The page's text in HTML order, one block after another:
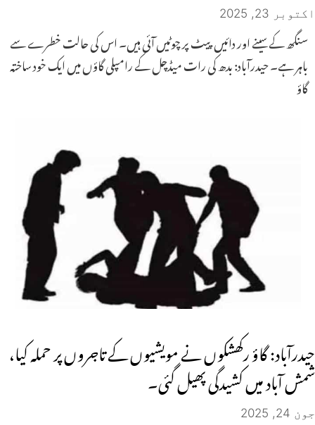
اکتوبر 23, 2025
سنگھ کے سینے اور دائیں پیٹ پر چوٹیں آئی ہیں۔ اس کی حالت خطرے سے
باہر ہے۔ حیدرآباد: بدھ کی رات میڈچل کے رامپلی گاؤں میں ایک خود ساختہ
گاؤ
حیدرآباد: گاؤ رکھشکوں نے مویشیوں کے تاجروں پر حملہ کیا،
شمش آباد میں کشیدگی پھیل گئی۔
جون 24, 2025